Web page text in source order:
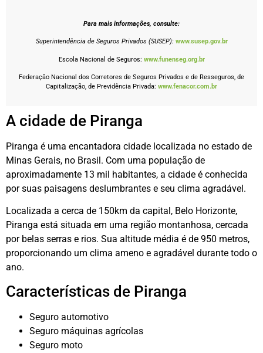
Para mais informações, consulte:
Superintendência de Seguros Privados (SUSEP): www.susep.gov.br
Escola Nacional de Seguros: www.funenseg.org.br
Federação Nacional dos Corretores de Seguros Privados e de Resseguros, de
Capitalização, de Previdência Privada: www.fenacor.com.br
A cidade de Piranga
Piranga é uma encantadora cidade localizada no estado de
Minas Gerais, no Brasil. Com uma população de
aproximadamente 13 mil habitantes, a cidade é conhecida
por suas paisagens deslumbrantes e seu clima agradável.
Localizada a cerca de 150km da capital, Belo Horizonte,
Piranga está situada em uma região montanhosa, cercada
por belas serras e rios. Sua altitude média é de 950 metros,
proporcionando um clima ameno e agradável durante todo o
ano.
Características de Piranga
Seguro automotivo
Seguro máquinas agrícolas
Seguro moto